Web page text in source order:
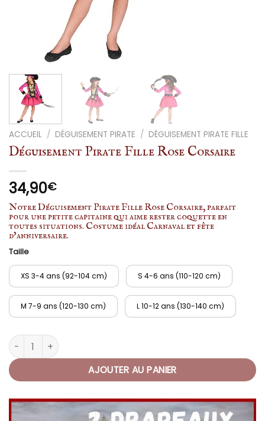
ACCUEIL / DÉGUISEMENT PIRATE / DÉGUISEMENT PIRATE FILLE
Déguisement Pirate Fille Rose Corsaire
34,90€
Notre Déguisement Pirate Fille Rose Corsaire, parfait
pour une petite capitaine qui aime rester coquette en
toutes situations. Costume idéal Carnaval et fête
d’anniversaire.
Taille
XS 3-4 ans (92-104 cm) S 4-6 ans (110-120 cm)
M 7-9 ans (120-130 cm) L 10-12 ans (130-140 cm)
quantité de Déguisement Pirate Fille Rose Corsaire
AJOUTER AU PANIER